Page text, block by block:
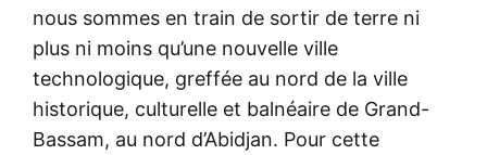
nous sommes en train de sortir de terre ni
plus ni moins qu’une nouvelle ville
technologique, greffée au nord de la ville
historique, culturelle et balnéaire de Grand-
Bassam, au nord d’Abidjan. Pour cette